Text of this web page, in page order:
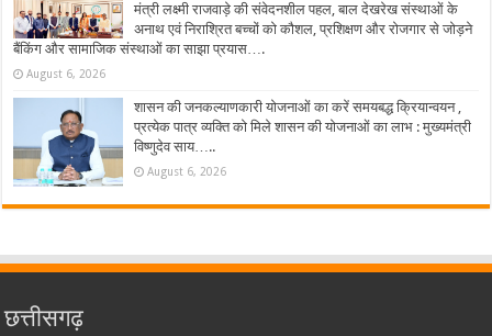
मंत्री लक्ष्मी राजवाड़े की संवेदनशील पहल, बाल देखरेख संस्थाओं के
अनाथ एवं निराश्रित बच्चों को कौशल, प्रशिक्षण और रोजगार से जोड़ने
बैंकिंग और सामाजिक संस्थाओं का साझा प्रयास….
August 6, 2026
शासन की जनकल्याणकारी योजनाओं का करें समयबद्ध क्रियान्वयन ,
प्रत्येक पात्र व्यक्ति को मिले शासन की योजनाओं का लाभ : मुख्यमंत्री
विष्णुदेव साय…..
August 6, 2026
छत्तीसगढ़